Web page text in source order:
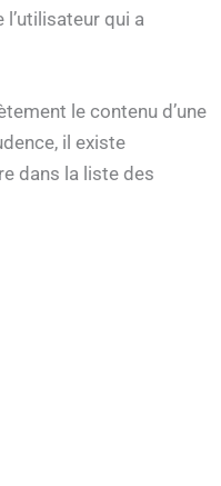
qui a
le contenu d’une
il existe
dans la liste des